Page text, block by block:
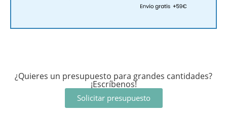
¿Quieres un presupuesto para grandes cantidades?
¡Escríbenos!
Solicitar presupuesto